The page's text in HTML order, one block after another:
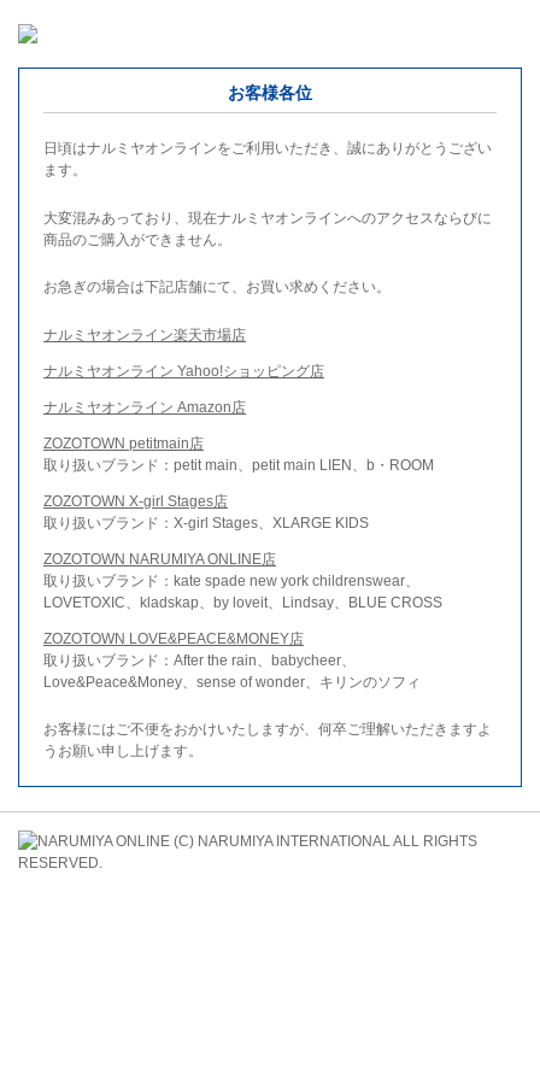
お客様各位
日頃はナルミヤオンラインをご利用いただき、誠にありがとうござい
ます。
大変混みあっており、現在ナルミヤオンラインへのアクセスならびに
商品のご購入ができません。
お急ぎの場合は下記店舗にて、お買い求めください。
ナルミヤオンライン楽天市場店
ナルミヤオンライン Yahoo!ショッピング店
ナルミヤオンライン Amazon店
ZOZOTOWN petitmain店
取り扱いブランド：petit main、petit main LIEN、b・ROOM
ZOZOTOWN X-girl Stages店
取り扱いブランド：X-girl Stages、XLARGE KIDS
ZOZOTOWN NARUMIYA ONLINE店
取り扱いブランド：kate spade new york childrenswear、
LOVETOXIC、kladskap、by loveit、Lindsay、BLUE CROSS
ZOZOTOWN LOVE&PEACE&MONEY店
取り扱いブランド：After the rain、babycheer、
Love&Peace&Money、sense of wonder、キリンのソフィ
お客様にはご不便をおかけいたしますが、何卒ご理解いただきますよ
うお願い申し上げます。